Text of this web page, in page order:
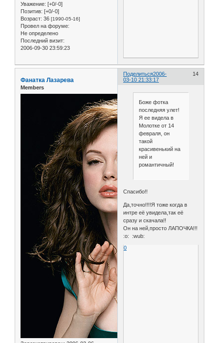
Уважение: [+0/-0]
Позитив: [+0/-0]
Возраст: 36 [1990-05-16]
Провел на форуме:
Не определено
Последний визит:
2006-09-30 23:59:23
Поделиться 14
2006-
03-10 21:33:17
Фанатка Лазарева
Members
Боже фотка
последняя улет!
Я ее видела в
Молотке от 14
февраля, он
такой
красивенький на
ней и
романтичный!
Спасибо!!
Да,точно!!!!Я тоже когда в
интре её увидела,так её
сразу и скачала!!
Он на ней,просто ЛАПОЧКА!!!
:o: :wub:
0